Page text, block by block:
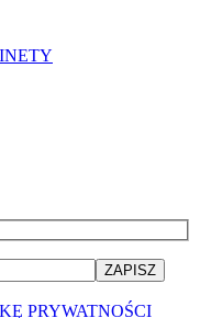
PRYWATNOŚCI